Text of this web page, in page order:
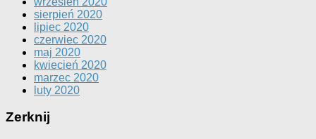
sierpień 2020
lipiec 2020
czerwiec 2020
maj 2020
kwiecień 2020
marzec 2020
luty 2020
Zerknij